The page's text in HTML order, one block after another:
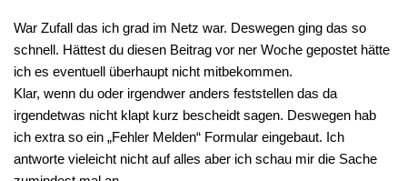
War Zufall das ich grad im Netz war. Deswegen ging das so
schnell. Hättest du diesen Beitrag vor ner Woche gepostet hätte
ich es eventuell überhaupt nicht mitbekommen.
Klar, wenn du oder irgendwer anders feststellen das da
irgendetwas nicht klapt kurz bescheidt sagen. Deswegen hab
ich extra so ein „Fehler Melden“ Formular eingebaut. Ich
antworte vieleicht nicht auf alles aber ich schau mir die Sache